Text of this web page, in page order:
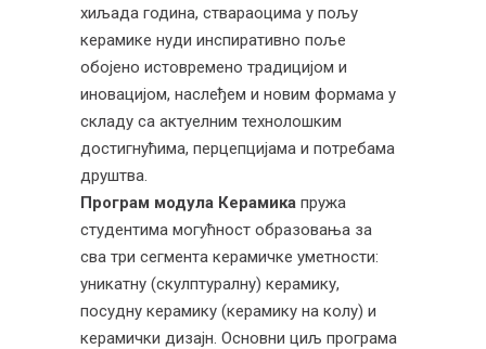
хиљада година, ствараоцима у пољу
керамике нуди инспиративно поље
обојено истовремено традицијом и
иновацијом, наслеђем и новим формама у
складу са актуелним технолошким
достигнућима, перцепцијама и потребама
друштва.
Програм модула Керамика пружа
студентима могућност образовања за
сва три сегмента керамичке уметности:
уникатну (скулптуралну) керамику,
посудну керамику (керамику на колу) и
керамички дизајн. Основни циљ програма